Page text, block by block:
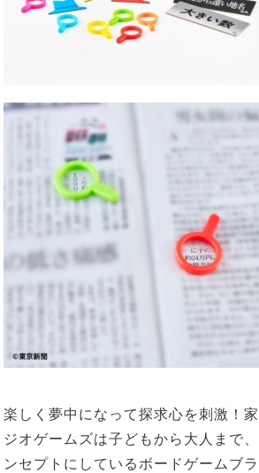
楽しく夢中になって探求心を刺激！
ジオゲームズは子どもから大人まで
ンセプトにしているボードゲームブラ